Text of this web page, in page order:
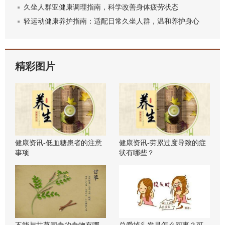
久坐人群亚健康调理指南，科学改善身体疲劳状态
轻运动健康养护指南：适配日常久坐人群，温和养护身心
精彩图片
健康资讯-低血糖患者的注意
事项
健康资讯-劳累过度导致的症
状有哪些？